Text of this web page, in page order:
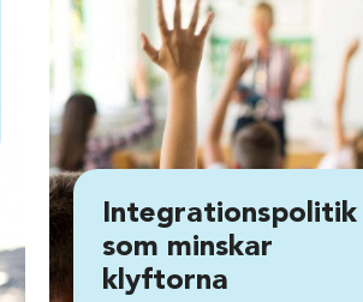
Integrationspolitik
som minskar
klyftorna